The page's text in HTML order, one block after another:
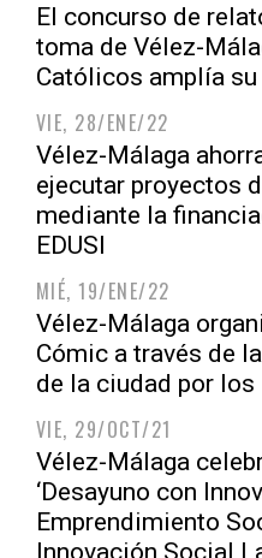
El concurso de
toma de Vélez-
Católicos amplía
VIE, 28/ENE/22
Vélez-Málaga
ejecutar proyectos
mediante la
EDUSI
MIÉ, 19/ENE/22
Vélez-Málaga
Cómic a través de
de la ciudad por
VIE, 29/OCT/21
Vélez-Málaga
‘Desayuno con
Emprendimiento
Innovación Social